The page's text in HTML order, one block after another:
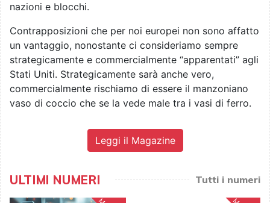
nazioni e blocchi.
Contrapposizioni che per noi europei non sono affatto
un vantaggio, nonostante ci consideriamo sempre
strategicamente e commercialmente “apparentati” agli
Stati Uniti. Strategicamente sarà anche vero,
commercialmente rischiamo di essere il manzoniano
vaso di coccio che se la vede male tra i vasi di ferro.
Leggi il Magazine
ULTIMI NUMERI Tutti i numeri